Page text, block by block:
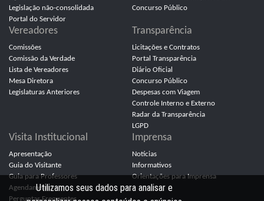
Legislação não-consolidada
Portal do Servidor
Concurso Público
Vereadores
Comissões
Comissão da Verdade
Lista de Vereadores
Mesa Diretora
Legislaturas Anteriores
Transparência
Licitações e Contratos
Portal Transparência
Diário Oficial
Concurso Público
Despesas com Viagem
Controle Interno e Externo
Radar da Transparência
LGPD
Visita Institucional
Apresentação
Guia do Visitante
Guia para Professores
Agendamento
Perguntas Frequentes
Imprensa
Notícias
Informativos
Orientações para Imprensa
Utilizamos seus dados para analisar e